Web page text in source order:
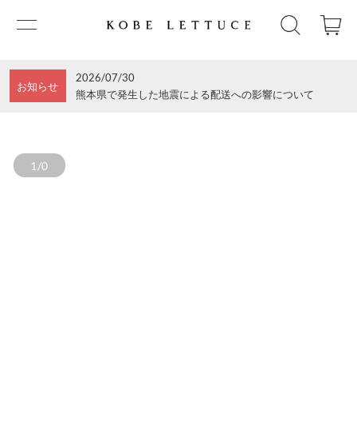
お知らせ
2026/07/30
熊本県で発生した地震による配送への影響について
1/0